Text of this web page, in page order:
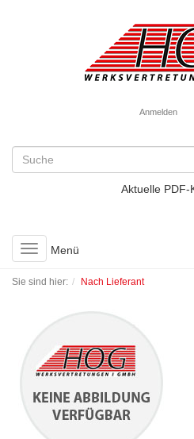
Anmelden
Aktuelle PDF-
Toggle
navigation
Menü
Sie sind hier: Nach Lieferant